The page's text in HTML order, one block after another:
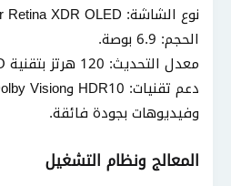
نوع الشاشة: Super Retina XDR OLED.
الحجم: 6.9 بوصة.
معدل التحديث: 120 هرتز بتقنية LTPO.
وفيديوهات بجودة فائقة.
المعالج ونظام التشغيل